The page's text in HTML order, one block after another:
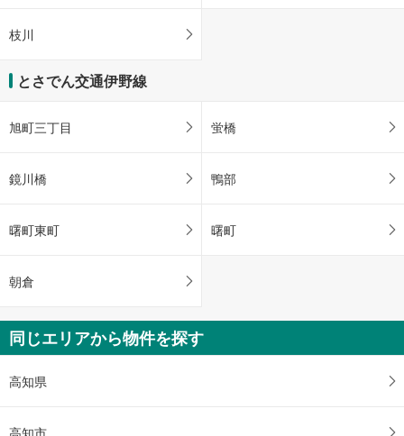
枝川
とさでん交通伊野線
旭町三丁目 蛍橋
鏡川橋 鴨部
曙町東町 曙町
朝倉
同じエリアから物件を探す
高知県
高知市